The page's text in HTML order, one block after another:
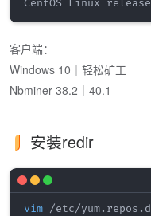
CentOS Linux release
客户端：
Windows 10｜轻松矿工
Nbminer 38.2｜40.1
安装redir
vim